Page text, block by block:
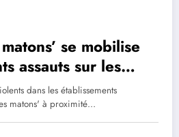
se mobilise
assauts sur les
Fleury-Mérogis
dans les établissements
matons' à proximité…